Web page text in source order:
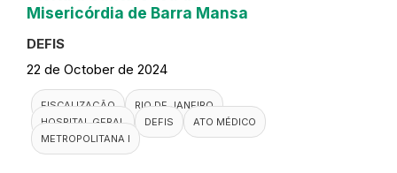
Misericórdia de Barra Mansa
DEFIS
22 de October de 2024
FISCALIZAÇÃO
RIO DE JANEIRO
HOSPITAL GERAL
DEFIS
ATO MÉDICO
METROPOLITANA I